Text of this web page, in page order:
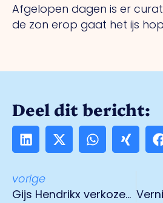
Afgelopen dagen is er
de zon erop gaat het ijs
Deel dit bericht:
vorige
Gijs Hendrikx verkozen tot Hotello of the Year 2021!